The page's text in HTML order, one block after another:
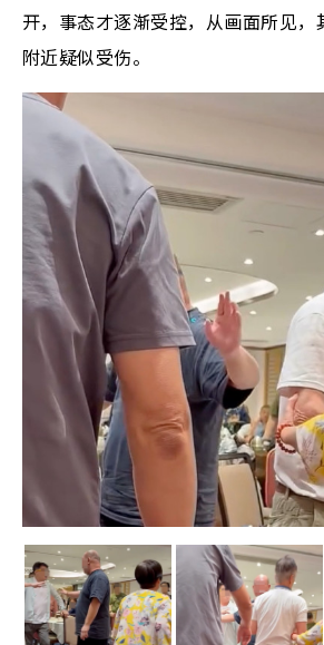
开，事态才逐渐受控，从画面所见，
附近疑似受伤。